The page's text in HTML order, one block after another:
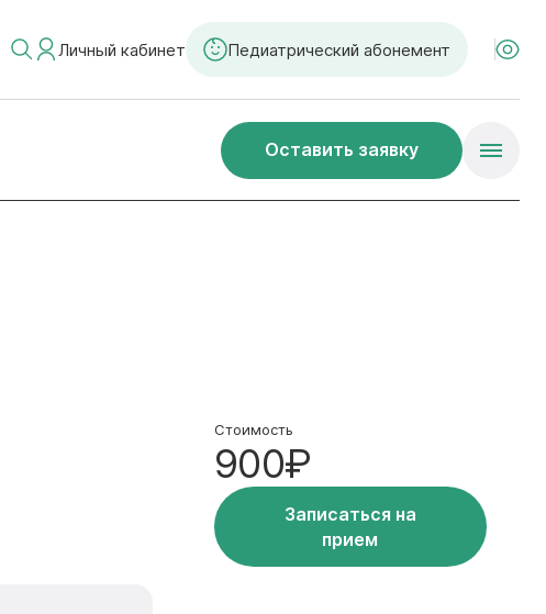
Личный кабинет Педиатрический абонемент
Оставить заявку
Стоимость
900₽
Записаться на
прием